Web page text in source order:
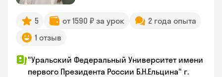
5 от 1590 ₽ за урок
2 года опыта
1 отзыв
"Уральский Федеральный Университет имени
первого Президента России Б.Н.Ельцина" г.